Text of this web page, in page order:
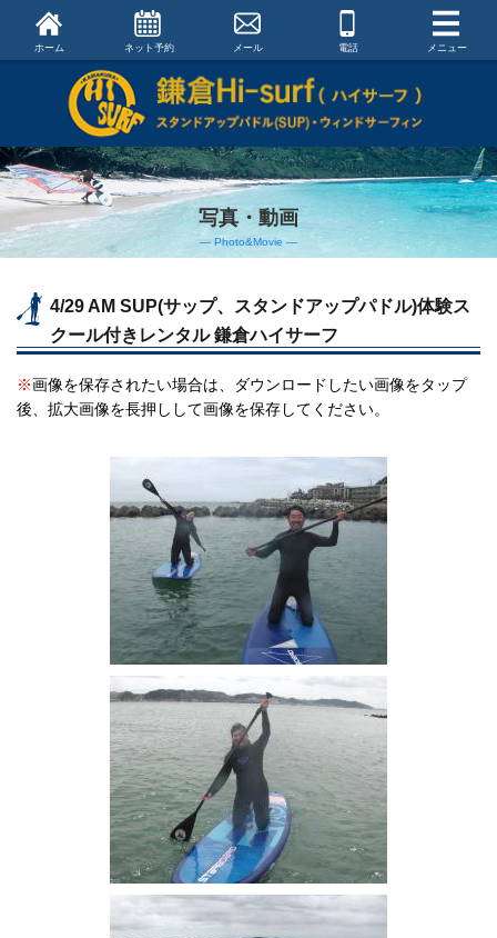
ホーム ネット予約 メール 電話 メニュー
写真・動画
― Photo&Movie ―
4/29 AM SUP(サップ、スタンドアップパドル)体験ス
クール付きレンタル 鎌倉ハイサーフ
※画像を保存されたい場合は、ダウンロードしたい画像をタップ
後、拡大画像を長押しして画像を保存してください。